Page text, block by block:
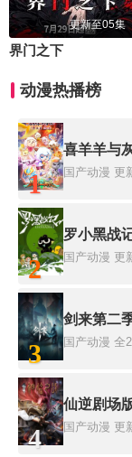
更新至05集
界门之下
动漫热播榜
1
喜羊羊与
国产动漫 更
2
罗小黑战
国产动漫 更
3
剑来第二
国产动漫 全
4
仙逆剧场
国产动漫 更